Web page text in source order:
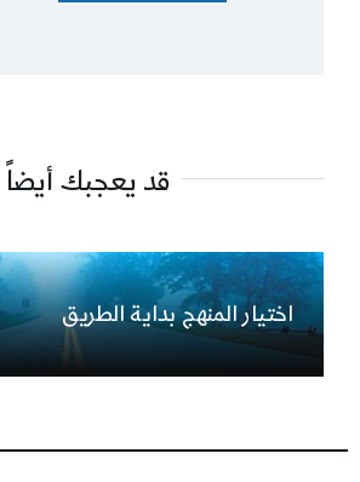
قد يعجبك أيضاً
اختيار المنهج بداية الطريق